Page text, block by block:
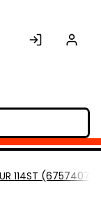
114ST (67574078)